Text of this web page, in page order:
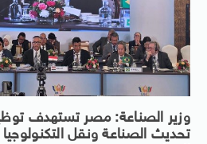
وزير الصناعة: مصر تستهدف
تحديث الصناعة ونقل